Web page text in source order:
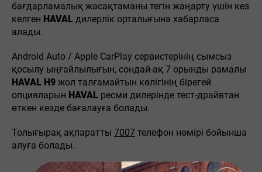
бағдарламалық жасақтаманы тегін жаңарту үшін кез
келген HAVAL дилерлік орталығына хабарласа
алады.
Android Auto / Apple CarPlay сервистерінің сымсыз
қосылу ыңғайлылығын, сондай-ақ 7 орынды рамалы
HAVAL H9 жол талғамайтын көлігінің бірегей
опцияларын HAVAL ресми дилерінде тест-драйвтан
өткен кезде бағалауға болады.
Толығырақ ақпаратты 7007 телефон нөмірі бойынша
алуға болады.